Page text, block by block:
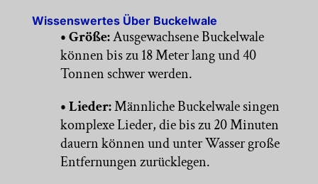
Wissenswertes Über Buckelwale
• Größe:Ausgewachsene Buckelwale
können bis zu 18 Meter lang und 40
Tonnen schwer werden.
• Lieder:Männliche Buckelwale singen
komplexe Lieder, die bis zu 20 Minuten
dauern können und unter Wasser große
Entfernungen zurücklegen.